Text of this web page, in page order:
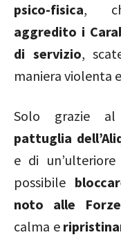
psico-fisica,
aggredito i
di servizio,
maniera violenta
Solo grazie
pattuglia
e di
possibile
noto alle Forze
calma e